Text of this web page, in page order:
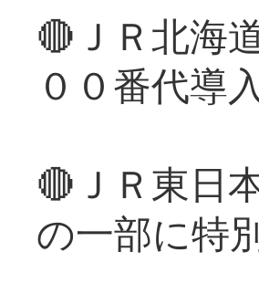
🔴ＪＲ北海
００番代導
🔴ＪＲ東日
の一部に特